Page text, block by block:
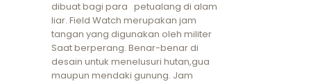
dibuat bagi para petualang di alam
liar. Field Watch merupakan jam
tangan yang digunakan oleh militer
Saat berperang. Benar-benar di
desain untuk menelusuri hutan,gua
maupun mendaki gunung. Jam